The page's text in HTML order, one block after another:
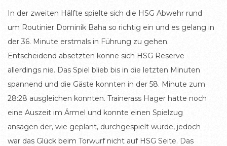
In der zweiten Hälfte spielte sich die HSG Abwehr rund
um Routinier Dominik Baha so richtig ein und es gelang in
der 36. Minute erstmals in Führung zu gehen.
Entscheidend absetzten konne sich HSG Reserve
allerdings nie. Das Spiel blieb bis in die letzten Minuten
spannend und die Gäste konnten in der 58. Minute zum
28:28 ausgleichen konnten. Trainerass Hager hatte noch
eine Auszeit im Ärmel und konnte einen Spielzug
ansagen der, wie geplant, durchgespielt wurde, jedoch
war das Glück beim Torwurf nicht auf HSG Seite. Das